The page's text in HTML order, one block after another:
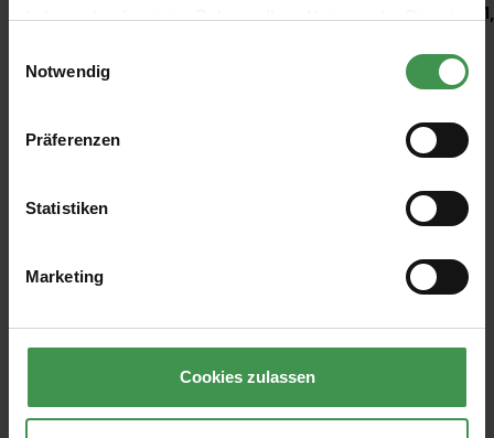
haben oder die sie im Rahmen Ihrer Nutzung der Dienste
Notwendig
Präferenzen
Statistiken
Marketing
Cookies zulassen
Abonnieren Sie den kostenlosen Newsletter und